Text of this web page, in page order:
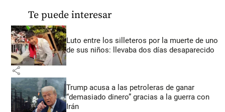
Te puede interesar
Luto entre los silleteros por la muerte de uno
de sus niños: llevaba dos días desaparecido
share
Trump acusa a las petroleras de ganar
“demasiado dinero” gracias a la guerra con
Irán